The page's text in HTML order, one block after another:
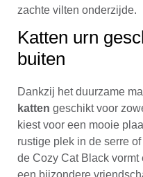
zachte vilten onderzijde.
Katten urn
buiten
Dankzij het duurzame
katten geschikt voor
kiest voor een mooie
rustige plek in de serre
de Cozy Cat Black
een bijzondere